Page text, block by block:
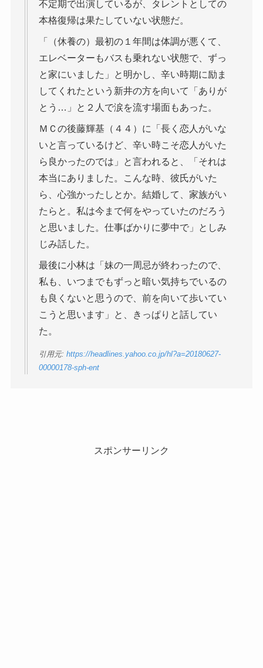
不定期で出演しているが、タレントとしての
本格復帰は果たしていない状態だ。
「（休養の）最初の１年間は体調が悪くて、
エレベーターもバスも乗れない状態で、ずっ
と家にいました」と明かし、辛い時期に励ま
してくれたという新井の方を向いて「ありが
とう…」と２人で涙を流す場面もあった。
ＭＣの後藤輝基（４４）に「長く恋人がいな
いと言っているけど、辛い時こそ恋人がいた
ら良かったのでは」と言われると、「それは
本当にありました。こんな時、彼氏がいた
ら、心強かったしとか。結婚して、家族がい
たらと。私は今まで何をやっていたのだろう
と思いました。仕事ばかりに夢中で」としみ
じみ話した。
最後に小林は「妹の一周忌が終わったので、
私も、いつまでもずっと暗い気持ちでいるの
も良くないと思うので、前を向いて歩いてい
こうと思います」と、きっぱりと話してい
た。
引用元: https://headlines.yahoo.co.jp/hl?a=20180627-
00000178-sph-ent
スポンサーリンク